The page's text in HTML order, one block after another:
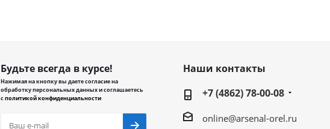
Будьте всегда в курсе!
Нажимая на кнопку вы даете согласие на
обработку персональных данных и соглашаетесь
сполитикой конфиденциальности
Наши контакты
+7 (4862) 78-00-08
online@arsenal-orel.ru